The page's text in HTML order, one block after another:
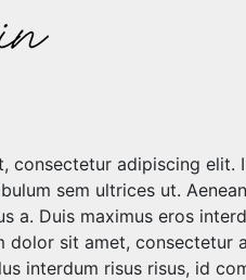
consectetur adipiscing elit.
sem ultrices ut.
a. Duis maximus eros
dolor sit amet,
interdum risus risus, id